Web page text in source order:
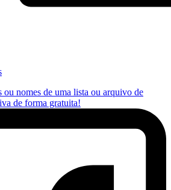
ou nomes de uma lista ou arquivo de
de forma gratuita!